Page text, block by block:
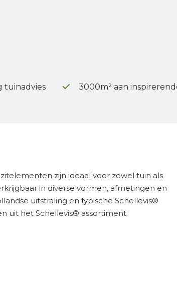
tuinadvies 3000m² aan
zijn ideaal voor zowel tuin als
in diverse vormen, afmetingen en
uitstraling en typische Schellevis®
uit het Schellevis® assortiment.